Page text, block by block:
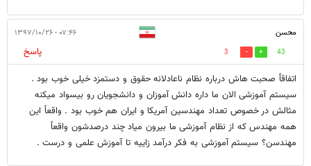
محسن ۰۷:۴۶ - ۱۳۹۷/۱۰/۲۶
43
3
پاسخ
اتفاقاً صحبت هاش درباره نظام ناعادلانه حقوق و دستمزد خیلی خوب بود .
سیستم آموزشی الان ما داره دانش آموزان و دانشجویان رو بیسواد میکنه
مثالش در خصوص تعداد مهندسین آمریکا و ایران هم خوب بود . واقعاً این
همه مهندس که از نظام آموزشی ما بیرون میاد چند درصدشون واقعاً
مهندسن؟ سیستم آموزشی به فکر درآمد زاییه تا آموزش علمی و درست .